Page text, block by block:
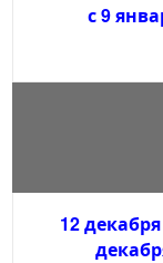
с 9
12